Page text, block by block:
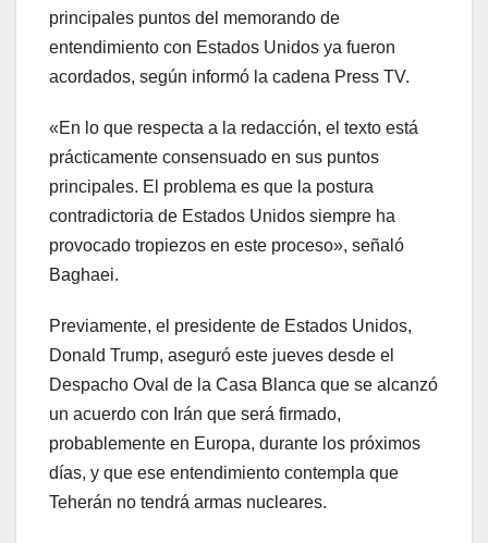
principales puntos del memorando de
entendimiento con Estados Unidos ya fueron
acordados, según informó la cadena Press TV.
«En lo que respecta a la redacción, el texto está
prácticamente consensuado en sus puntos
principales. El problema es que la postura
contradictoria de Estados Unidos siempre ha
provocado tropiezos en este proceso», señaló
Baghaei.
Previamente, el presidente de Estados Unidos,
Donald Trump, aseguró este jueves desde el
Despacho Oval de la Casa Blanca que se alcanzó
un acuerdo con Irán que será firmado,
probablemente en Europa, durante los próximos
días, y que ese entendimiento contempla que
Teherán no tendrá armas nucleares.